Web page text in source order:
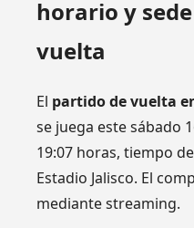
horario y
vuelta
El partido de vuelta
se juega este sábado
19:07 horas, tiempo
Estadio Jalisco. El
mediante streaming.